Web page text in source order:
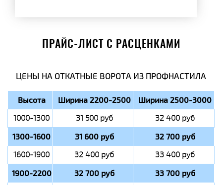
ПРАЙС-ЛИСТ С РАСЦЕНКАМИ
ЦЕНЫ НА ОТКАТНЫЕ ВОРОТА ИЗ ПРОФНАСТИЛА
Высота Ширина 2200-2500 Ширина 2500-3000
1000-1300 31 500 руб 32 400 руб
1300-1600 31 600 руб 32 700 руб
1600-1900 32 400 руб 33 400 руб
1900-2200 32 700 руб 33 700 руб